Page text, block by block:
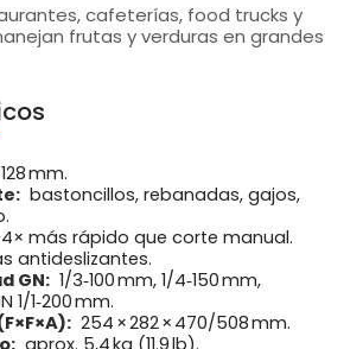
cafeterías, food trucks y
frutas y verduras en grandes
128 mm.
bastoncillos, rebanadas, gajos,
más rápido que corte manual.
antideslizantes.
GN: 1/3‑100 mm, 1/4‑150 mm,
1/1‑200 mm.
254 × 282 × 470/508 mm.
aprox. 5,4 kg (11.9 lb).